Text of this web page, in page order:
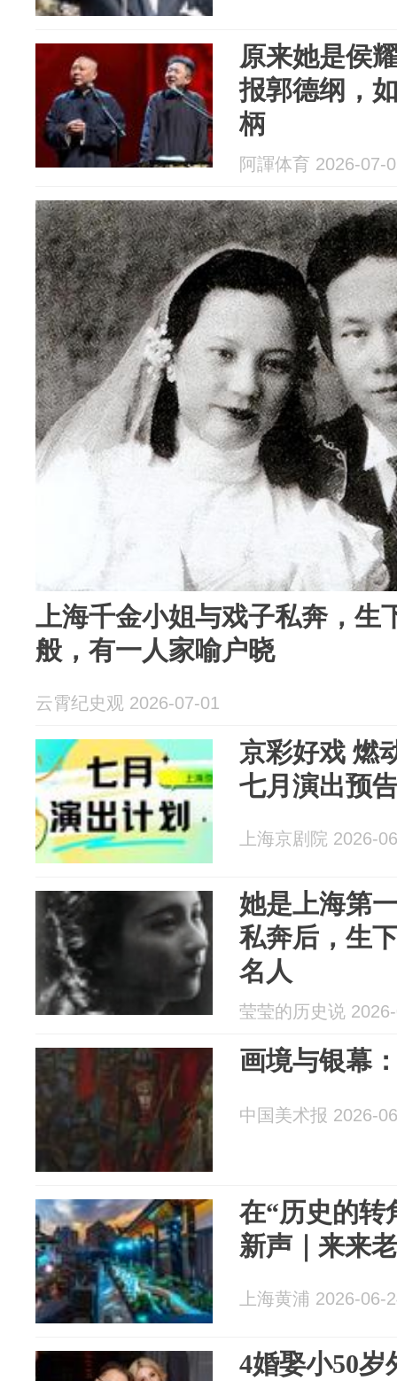
原来她是侯
报郭德纲，
柄
阿諢体育 2026-07-
上海千金小姐与戏子私奔，生
般，有一人家喻户晓
云霄纪史观 2026-07-01
京彩好戏 燃
七月演出预
上海京剧院 2026-
她是上海第
私奔后，生
名人
莹莹的历史说
画境与银幕
中国美术报 2026-
在“历史的转
新声｜来来
上海黄浦 2026-06-
4婚娶小50岁